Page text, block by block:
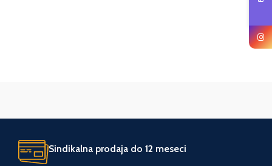
Vermax alati
Sindikalna prodaja do 12 meseci